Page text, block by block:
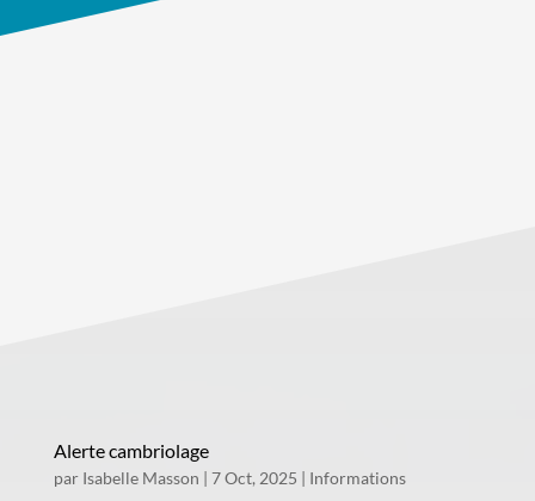
Alerte cambriolage
par Isabelle Masson 7 Oct, 2025
Informations